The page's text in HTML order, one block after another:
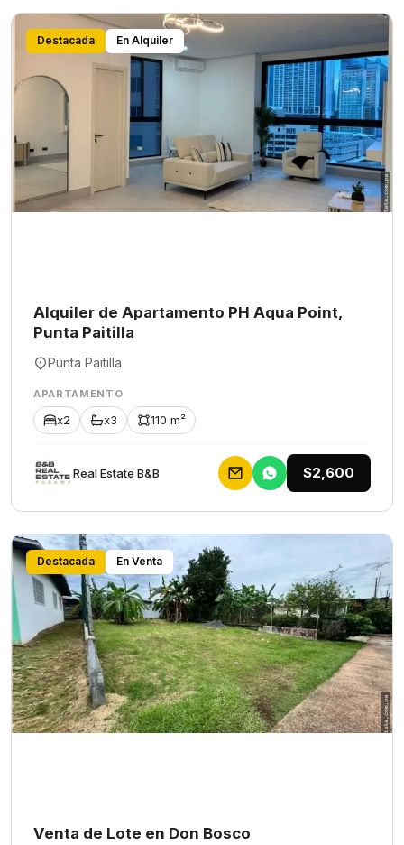
Destacada En Alquiler
Alquiler de Apartamento PH Aqua Point,
Punta Paitilla
Punta Paitilla
APARTAMENTO
x2 x3 110 m²
Rеаl Еstаtе В&В $2,600
Destacada En Venta
Venta de Lote en Don Bosco